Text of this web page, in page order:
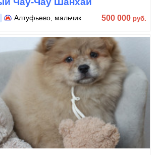
Алтуфьево , мальчик 500 000 руб.